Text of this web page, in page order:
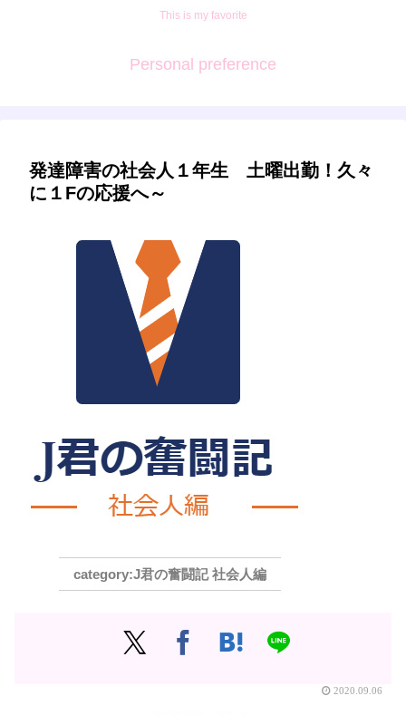
This is my favorite
Personal preference
発達障害の社会人１年生 土曜出勤！久々
に１Fの応援へ～
J君の奮闘記 社会人編
2020.09.06